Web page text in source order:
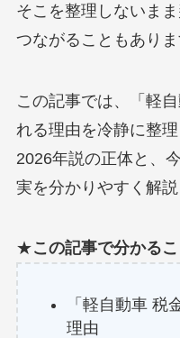
そこを整理しないま
つながることもありま
この記事では、「軽
れる理由を冷静に整理
2026年説の正体と、
実を分かりやすく解説
★この記事で分かるこ
「軽自動車 税
理由